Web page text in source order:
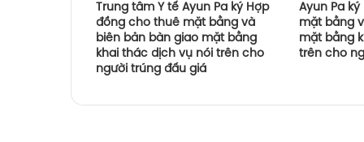
Trung tâm Y tế Ayun Pa ký Hợp
đồng cho thuê mặt bằng và
biên bản bàn giao mặt bằng
khai thác dịch vụ nói trên cho
người trúng đấu giá
Ayun Pa
mặt bằng
mặt bằng
trên cho